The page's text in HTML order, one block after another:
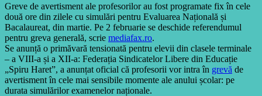
Greve de avertisment ale profesorilor au fost programate fix în cele
două ore din zilele cu simulări pentru Evaluarea Națională și
Bacalaureat, din martie. Pe 2 februarie se deschide referendumul
pentru greva generală, scrie mediafax.ro.
Se anunță o primăvară tensionată pentru elevii din clasele terminale
– a VIII-a și a XII-a: Federația Sindicatelor Libere din Educație
„Spiru Haret”, a anunțat oficial că profesorii vor intra în grevă de
avertisment în cele mai sensibile momente ale anului școlar: pe
durata simulărilor examenelor naționale.